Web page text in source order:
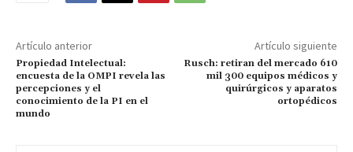
Artículo anterior
Propiedad Intelectual:
encuesta de la OMPI revela las
percepciones y el
conocimiento de la PI en el
mundo
Artículo siguiente
Rusch: retiran del mercado 610
mil 300 equipos médicos y
quirúrgicos y aparatos
ortopédicos